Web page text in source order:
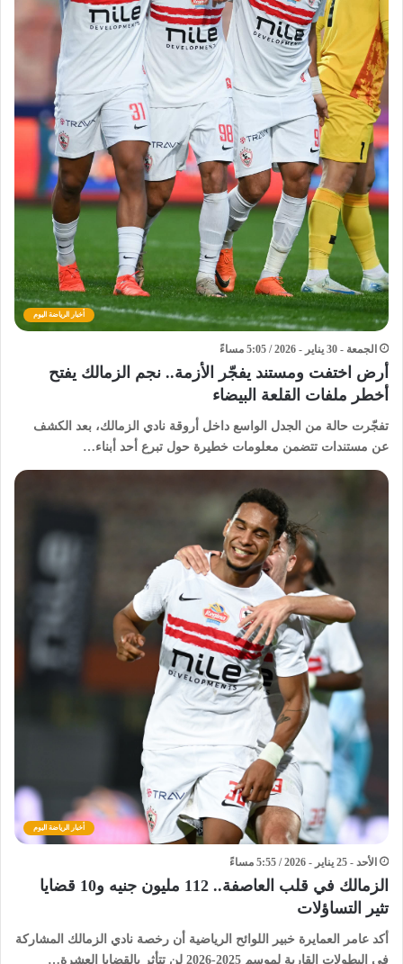
أخبار الرياضة اليوم
الجمعة - 30 يناير - 2026 / 5:05 مساءً
أرض اختفت ومستند يفجّر الأزمة.. نجم الزمالك يفتح
أخطر ملفات القلعة البيضاء
تفجّرت حالة من الجدل الواسع داخل أروقة نادي الزمالك، بعد الكشف
عن مستندات تتضمن معلومات خطيرة حول تبرع أحد أبناء…
أخبار الرياضة اليوم
الأحد - 25 يناير - 2026 / 5:55 مساءً
الزمالك في قلب العاصفة.. 112 مليون جنيه و10 قضايا
تثير التساؤلات
أكد عامر العمايرة خبير اللوائح الرياضية أن رخصة نادي الزمالك المشاركة
في البطولات القارية لموسم 2025-2026 لن تتأثر بالقضايا العشرة…